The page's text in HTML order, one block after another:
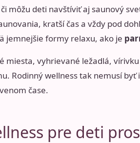
môžu deti navštíviť aj saunový
kratší čas a vždy pod
jemnejšie formy relaxu, ako je
miesta, vyhrievané ležadlá,
Rodinný wellness tak nemusí byť
čase.
pre deti